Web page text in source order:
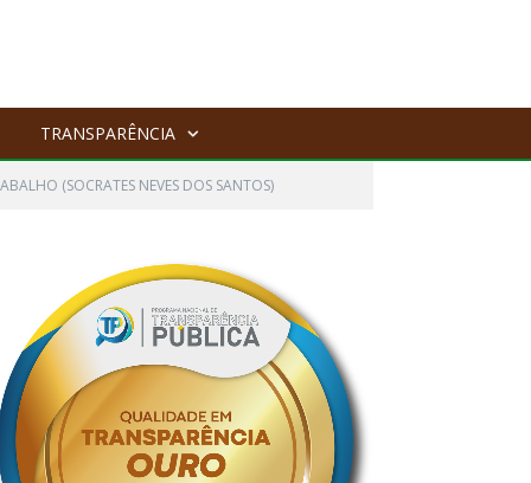
TRANSPARÊNCIA
(SOCRATES NEVES DOS SANTOS)